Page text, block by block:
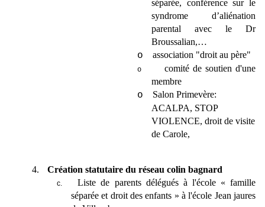
séparée, conférence sur le
syndrome d’aliénation
parental avec le Dr
Broussalian,…
o association "droit au père"
o
comité de soutien d'une
membre
o
Salon Primevère:
ACALPA, STOP
VIOLENCE, droit de visite
de Carole,
4. Création statutaire du réseau colin bagnard
c.
Liste de parents délégués à l'école « famille
séparée et droit des enfants » à l'école Jean jaures